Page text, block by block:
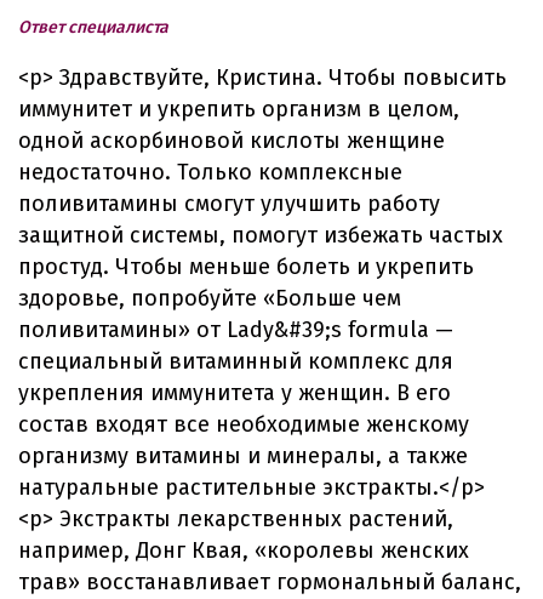
Ответ специалиста
<p> Здравствуйте, Кристина. Чтобы повысить
иммунитет и укрепить организм в целом,
одной аскорбиновой кислоты женщине
недостаточно. Только комплексные
поливитамины смогут улучшить работу
защитной системы, помогут избежать частых
простуд. Чтобы меньше болеть и укрепить
здоровье, попробуйте «Больше чем
поливитамины» от Lаdу&#39;s formula —
специальный витаминный комплекс для
укрепления иммунитета у женщин. В его
состав входят все необходимые женскому
организму витамины и минералы, а также
натуральные растительные экстракты.</p>
<p> Экстракты лекарственных растений,
например, Донг Квая, «королевы женских
трав» восстанавливает гормональный баланс,